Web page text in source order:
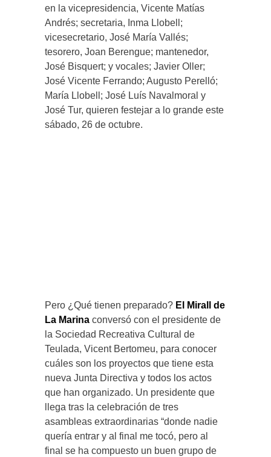
en la vicepresidencia, Vicente Matías
Andrés; secretaria, Inma Llobell;
vicesecretario, José María Vallés;
tesorero, Joan Berengue; mantenedor,
José Bisquert; y vocales; Javier Oller;
José Vicente Ferrando; Augusto Perelló;
María Llobell; José Luís Navalmoral y
José Tur, quieren festejar a lo grande este
sábado, 26 de octubre.
Pero ¿Qué tienen preparado? El Mirall de
La Marina conversó con el presidente de
la Sociedad Recreativa Cultural de
Teulada, Vicent Bertomeu, para conocer
cuáles son los proyectos que tiene esta
nueva Junta Directiva y todos los actos
que han organizado. Un presidente que
llega tras la celebración de tres
asambleas extraordinarias “donde nadie
quería entrar y al final me tocó, pero al
final se ha compuesto un buen grupo de